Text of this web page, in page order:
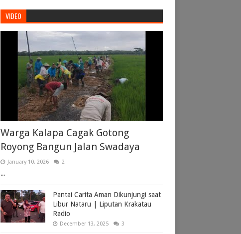
VIDEO
Warga Kalapa Cagak Gotong
Royong Bangun Jalan Swadaya
January 10, 2026 2
...
Pantai Carita Aman Dikunjungi saat
Libur Nataru | Liputan Krakatau
Radio
December 13, 2025 3